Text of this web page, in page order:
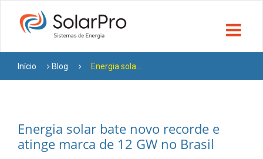
Início Blog Energia sola...
Energia solar bate novo recorde e
atinge marca de 12 GW no Brasil